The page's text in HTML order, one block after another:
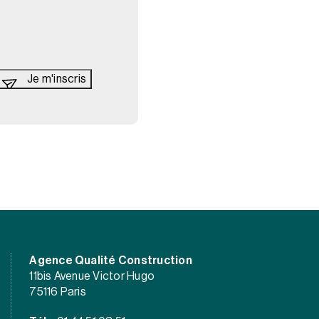
Agence Qualité Construction
11bis Avenue Victor Hugo
75116 Paris